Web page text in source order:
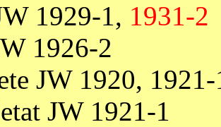
1929-1, 1931-2
1926-2
JW 1920, 1921-
JW 1921-1